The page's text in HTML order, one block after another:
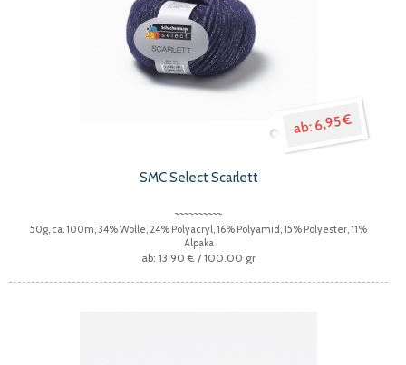
6,95 €
SMC Select Scarlett
50g, ca. 100m, 34% Wolle, 24% Polyacryl, 16% Polyamid, 15% Polyester, 11%
Alpaka
13,90 € / 100.00 gr